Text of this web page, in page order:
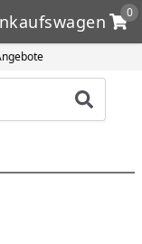
0
Produkt